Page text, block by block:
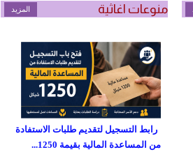
منوعات اغاثية المزيد
رابط التسجيل لتقديم طلبات الاستفادة
من المساعدة المالية بقيمة 1250...